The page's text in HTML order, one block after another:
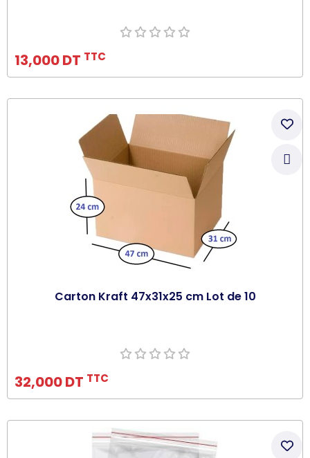
13,000 DT TTC
Ajouter au panier
Carton Kraft 47x31x25 cm Lot de 10
32,000 DT TTC
Ajouter au panier